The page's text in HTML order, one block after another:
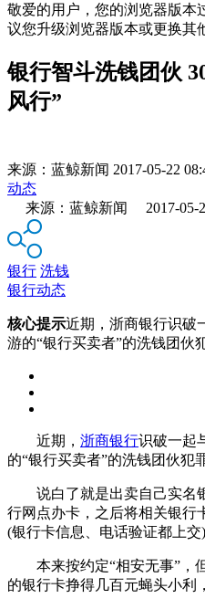
敬爱的用户，您的浏览器版本
议您升级浏览器版本或更换其
银行智斗洗钱团伙
风行”
来源： 蓝鲸新闻 2017-05-22
动态
来源：蓝鲸新闻 2017-05-
银行 洗钱
银行动态
核心提示近期，浙商银行识破
游的“银行买卖者”的洗钱团伙
近期， 浙商银行识破一起
的“银行买卖者”的洗钱团伙犯
说白了就是出卖自己实名
行网点办卡，之后将相关银行
(银行卡信息、电话验证都上交)
本来按约定“相安无事”，
的银行卡挣得几百元蝇头小利